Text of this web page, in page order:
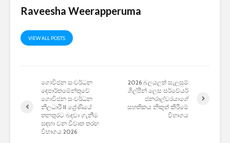
Raveesha Weerapperuma
VIEW ALL POSTS
ගොවිජන සංවර්ධන
දෙපාර්තමේන්තුවේ
ගොවිජන සංවර්ධන
නිලධාරී II ශ්‍රේණියේ
තනතුරට බඳවා ගැනීම
සඳහා වන විවෘත තරඟ
විභාගය 2026
2026 බලයලත් සැලසුම්
ශිල්පීන් ලෙස සර්වේයර්
ජනරාල්වරයාගේ
සහතිකය නිකුත් කිරීමේ
විභාගය